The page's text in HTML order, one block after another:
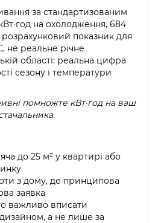
за стандартизованим
на охолодження, 684
розрахунковий показник для
не реальне річне
області: реальна цифра
сезону і температури
помножте кВт·год на ваш
до 25 м² у квартирі або
з дому, де принципова
заявка
важливо вписати
а не лише за